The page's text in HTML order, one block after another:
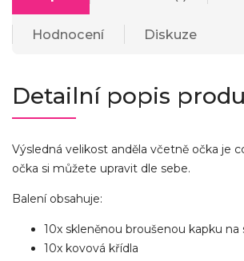
Hodnocení Diskuze
Detailní popis
Výsledná velikost anděla včetně očka je
očka si můžete upravit dle sebe.
Balení obsahuje:
10x skleněnou broušenou kapku na
10x kovová křídla